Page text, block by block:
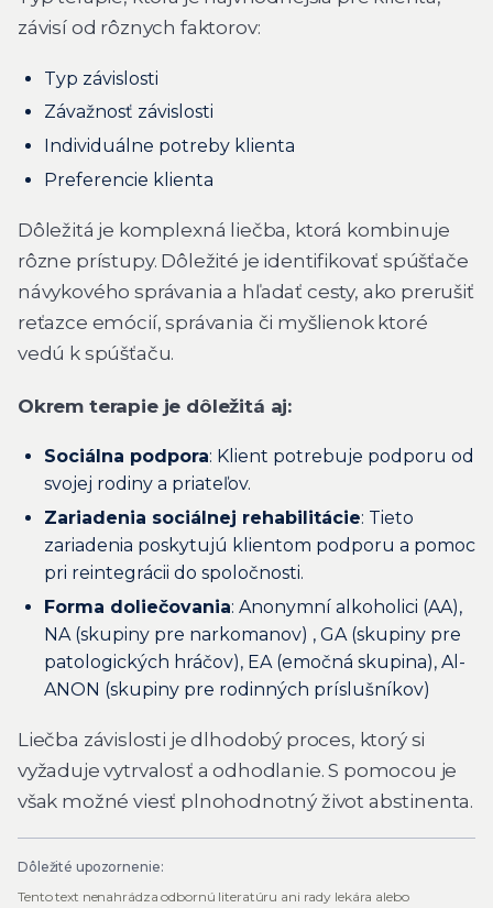
závisí od rôznych faktorov:
Typ závislosti
Závažnosť závislosti
Individuálne potreby klienta
Preferencie klienta
Dôležitá je komplexná liečba, ktorá kombinuje
rôzne prístupy. Dôležité je identifikovať spúšťače
návykového správania a hľadať cesty, ako prerušiť
reťazce emócií, správania či myšlienok ktoré
vedú k spúšťaču.
Okrem terapie je dôležitá aj:
Sociálna podpora: Klient potrebuje podporu od
svojej rodiny a priateľov.
Zariadenia sociálnej rehabilitácie: Tieto
zariadenia poskytujú klientom podporu a pomoc
pri reintegrácii do spoločnosti.
Forma doliečovania: Anonymní alkoholici (AA),
NA (skupiny pre narkomanov) , GA (skupiny pre
patologických hráčov), EA (emočná skupina), Al-
ANON (skupiny pre rodinných príslušníkov)
Liečba závislosti je dlhodobý proces, ktorý si
vyžaduje vytrvalosť a odhodlanie. S pomocou je
však možné viesť plnohodnotný život abstinenta.
Dôležité upozornenie:
Tento text nenahrádza odbornú literatúru ani rady lekára alebo